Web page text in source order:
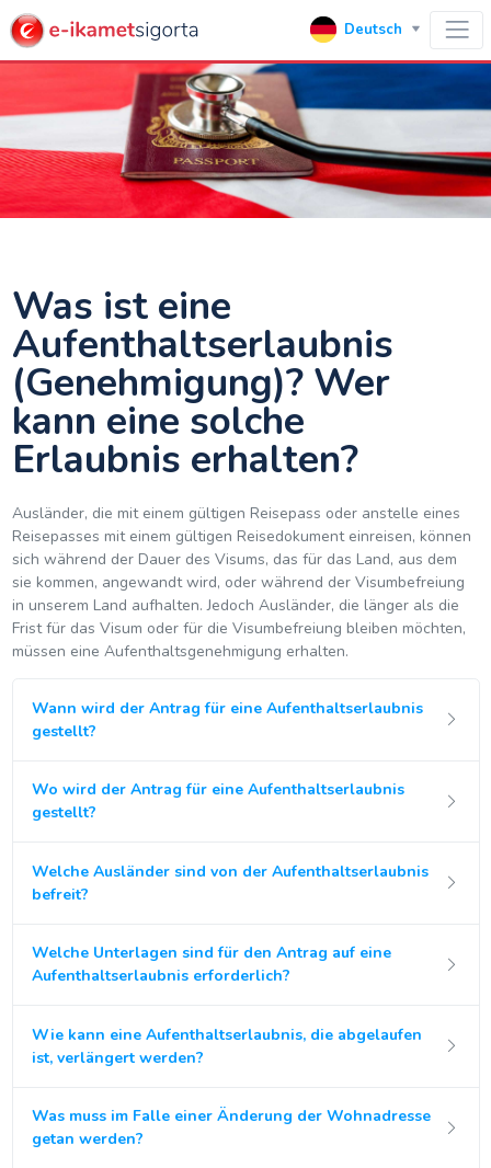
Deutsch
Was ist eine
Aufenthaltserlaubnis
(Genehmigung)? Wer
kann eine solche
Erlaubnis erhalten?
Ausländer, die mit einem gültigen Reisepass oder anstelle eines
Reisepasses mit einem gültigen Reisedokument einreisen, können
sich während der Dauer des Visums, das für das Land, aus dem
sie kommen, angewandt wird, oder während der Visumbefreiung
in unserem Land aufhalten. Jedoch Ausländer, die länger als die
Frist für das Visum oder für die Visumbefreiung bleiben möchten,
müssen eine Aufenthaltsgenehmigung erhalten.
Wann wird der Antrag für eine Aufenthaltserlaubnis
gestellt?
Wo wird der Antrag für eine Aufenthaltserlaubnis
gestellt?
Welche Ausländer sind von der Aufenthaltserlaubnis
befreit?
Welche Unterlagen sind für den Antrag auf eine
Aufenthaltserlaubnis erforderlich?
Wie kann eine Aufenthaltserlaubnis, die abgelaufen
ist, verlängert werden?
Was muss im Falle einer Änderung der Wohnadresse
getan werden?